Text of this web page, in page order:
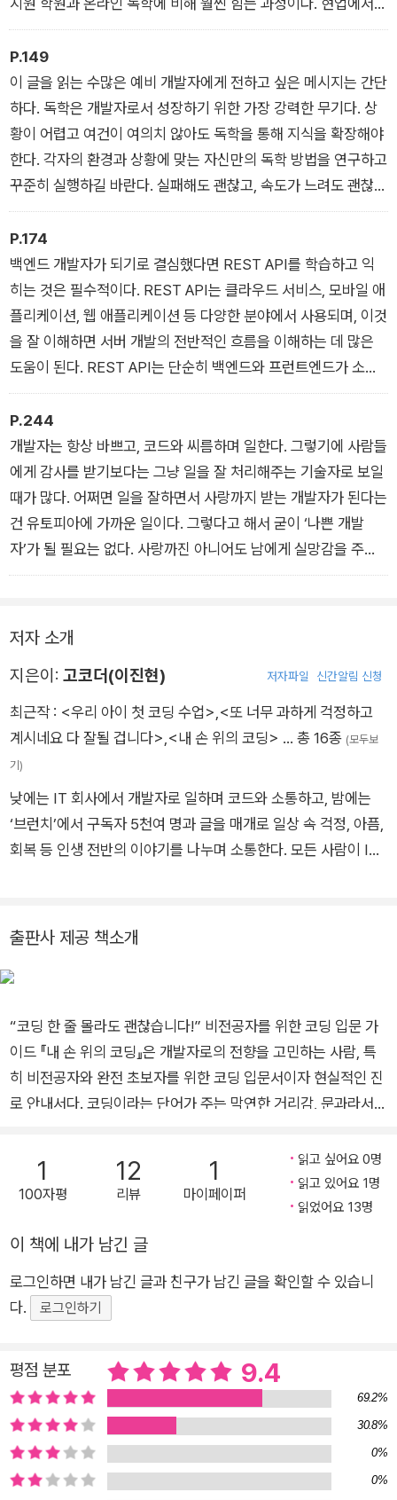
사용하는 프로그래밍 지식을 기반으로 교육하기 때문이다.
P.149
이 글을 읽는 수많은 예비 개발자에게 전하고 싶은 메시지는 간단
하다. 독학은 개발자로서 성장하기 위한 가장 강력한 무기다. 상
황이 어렵고 여건이 여의치 않아도 독학을 통해 지식을 확장해야
한다. 각자의 환경과 상황에 맞는 자신만의 독학 방법을 연구하고
꾸준히 실행하길 바란다. 실패해도 괜찮고, 속도가 느려도 괜찮
다.
P.174
백엔드 개발자가 되기로 결심했다면 REST API를 학습하고 익
히는 것은 필수적이다. REST API는 클라우드 서비스, 모바일 애
플리케이션, 웹 애플리케이션 등 다양한 분야에서 사용되며, 이것
을 잘 이해하면 서버 개발의 전반적인 흐름을 이해하는 데 많은
도움이 된다. REST API는 단순히 백엔드와 프런트엔드가 소통
하는 방법을 넘어서 다양한 시스템 간의 연동과 데이터 공유를 가
능하게 해주는 중요한 기술이다. 백엔드 개발자의 필수적인 역량
이라고 할 수 있다.
P.244
개발자는 항상 바쁘고, 코드와 씨름하며 일한다. 그렇기에 사람들
에게 감사를 받기보다는 그냥 일을 잘 처리해주는 기술자로 보일
때가 많다. 어쩌면 일을 잘하면서 사랑까지 받는 개발자가 된다는
건 유토피아에 가까운 일이다. 그렇다고 해서 굳이 ‘나쁜 개발
자’가 될 필요는 없다. 사랑까진 아니어도 남에게 실망감을 주는
개발자가 될 필요는 없는 것이다.
저자 소개
지은이: 고코더(이진현) 저자파일 신간알림 신청
최근작 : <우리 아이 첫 코딩 수업>,<또 너무 과하게 걱정하고
계시네요 다 잘될 겁니다>,<내 손 위의 코딩> … 총 16종 (모두보
기)
낮에는 IT 회사에서 개발자로 일하며 코드와 소통하고, 밤에는
‘브런치’에서 구독자 5천여 명과 글을 매개로 일상 속 걱정, 아픔,
회복 등 인생 전반의 이야기를 나누며 소통한다. 모든 사람이 IT
겁니다』 『내 손 위의 코딩』 『내가 하고 싶은 일, IT 개발자』 『오늘
리는 코딩을 합니다』 등이 있다. 홈페이지: linktr.ee/gocoder
ory.com
출판사 제공 책소개
“코딩 한 줄 몰라도 괜찮습니다!” 비전공자를 위한 코딩 입문 가
이드 『내 손 위의 코딩』은 개발자로의 전향을 고민하는 사람, 특
히 비전공자와 완전 초보자를 위한 코딩 입문서이자 현실적인 진
로 안내서다. 코딩이라는 단어가 주는 막연한 거리감, 문과라서
고 있는 이들에게 이 책은 가장 친절하고 구체적인 첫걸음을 제시
한다. 현직 개발자이자 다수의 IT 입문서를 집필한 저자는 개발
이라는 영역을 거창한 기술이 아닌, 우리의 일상과 연결해 쉽고
친숙하게 풀어낸다. 예컨대 우리가 매일 손에 쥐고 있는 스마트
폰, 리모컨, 전자결제 시스템 등이 모두 코딩으로 작동된다는 점
을 짚으며 결코 먼 세상이 아님을 깨닫게 해준다. 많은 사람이 개
발자가 되고 싶어 하지만, 어디서부터 시작해야 할지 모르겠다는
무엇이 지금 나에게 필요한 정보인지 가려내는 일부터가 쉽지 않
다. 『내 손 위의 코딩』은 바로 이런 이들을 위해 쓰였다. 현직 개발
자의 생생한 커리어 경험과 IT 교육 현장의 실제 사례를 토대로,
입문자에게 실질적으로 도움이 되는 코딩 학습 루트를 정리한다.
국비지원 교육과 부트캠프의 장단점을 명확히 비교 분석하고, 혼
자 공부할 때 부딪히는 어려움을 어떻게 극복할 수 있는지, 독학
1
100자평
12
리뷰
1
마이페이퍼
읽고 싶어요 0명
읽고 있어요 1명
읽었어요 13명
이 책에 내가 남긴 글
로그인하면 내가 남긴 글과 친구가 남긴 글을 확인할 수 있습니
다.
로그인하기
평점 분포 9.4
69.2%
30.8%
0%
0%